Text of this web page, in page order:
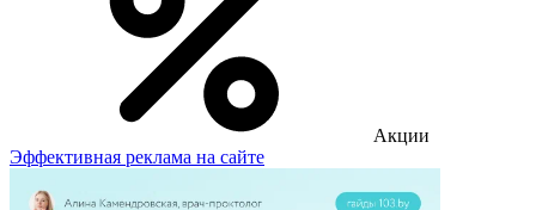
Акции
Эффективная реклама на сайте